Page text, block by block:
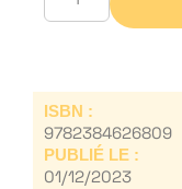
ISBN :
9782384626809
PUBLIÉ LE :
01/12/2023